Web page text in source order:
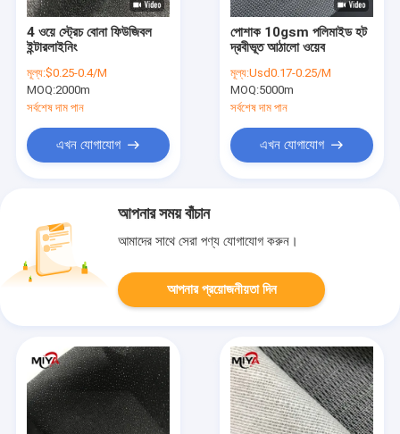
4 ওয়ে স্ট্রেচ বোনা ফিউজিবল
ইন্টারলাইনিং
মূল্য:$0.25-0.4/M
MOQ:2000m
সর্বশেষ দাম পান
এখন যোগাযোগ
পোশাক 10gsm পলিমাইড হট
দ্রবীভূত আঠালো ওয়েব
মূল্য:Usd0.17-0.25/M
MOQ:5000m
সর্বশেষ দাম পান
এখন যোগাযোগ
আপনার সময় বাঁচান
আমাদের সাথে সেরা পণ্য যোগাযোগ করুন।
আপনার প্রয়োজনীয়তা দিন